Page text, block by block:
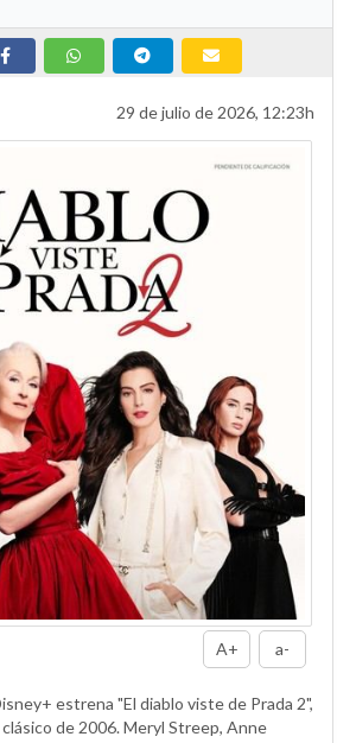
29 de julio de 2026, 12:23h
A+ a-
estrena "El diablo viste de Prada 2",
de 2006. Meryl Streep, Anne